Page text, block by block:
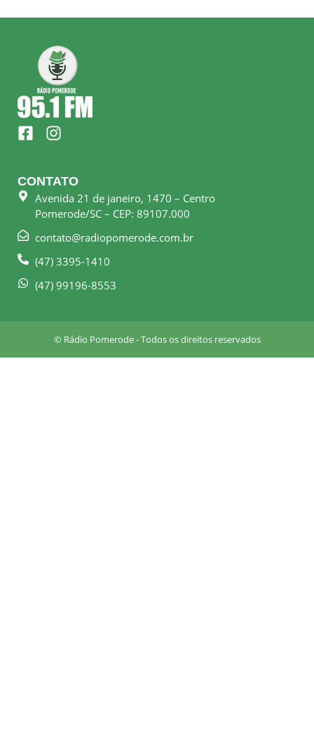
F
a
e
b
o
k
s
q
a
I
n
t
a
g
r
a
m
CONTATO
Avenida 21 de janeiro, 1470 – Centro
Pomerode/SC – CEP: 89107.000
contato@radiopomerode.com.br
(47) 3395-1410
(47) 99196-8553
© Rádio Pomerode - Todos os direitos reservados